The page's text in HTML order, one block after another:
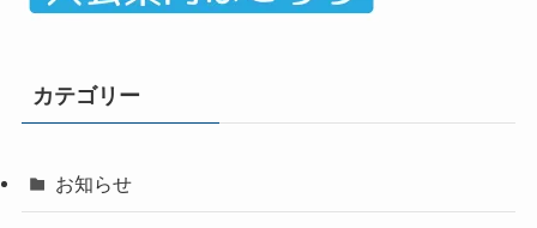
カテゴリー
お知らせ